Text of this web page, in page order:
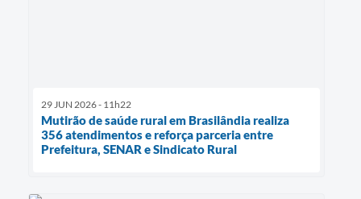
29 JUN 2026 - 11h22
Mutirão de saúde rural em Brasilândia realiza
356 atendimentos e reforça parceria entre
Prefeitura, SENAR e Sindicato Rural